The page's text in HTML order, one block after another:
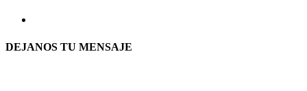
DEJANOS TU MENSAJE